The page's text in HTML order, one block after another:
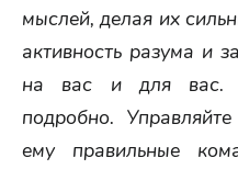
мыслей, делая их
активность разума и
на вас и для вас.
подробно.
ему правильные